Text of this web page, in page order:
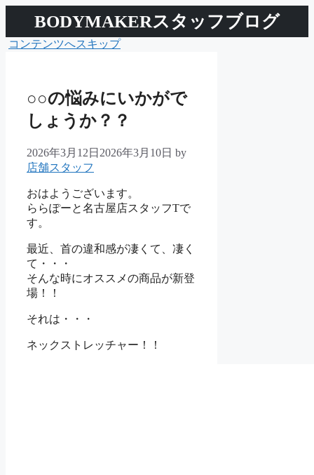
BODYMAKERスタッフブログ
コンテンツへスキップ
○○の悩みにいかがで
しょうか？？
2026年3月12日 2026年3月10日 by
店舗スタッフ
おはようございます。
ららぽーと名古屋店スタッフTで
す。
最近、首の違和感が凄くて、凄く
て・・・
そんな時にオススメの商品が新登
場！！
それは・・・
ネックストレッチャー！！